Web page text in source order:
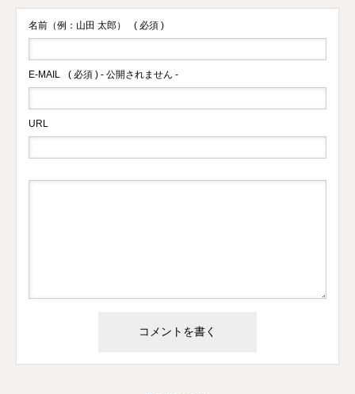
名前（例：山田 太郎） ( 必須 )
E-MAIL ( 必須 ) - 公開されません -
URL